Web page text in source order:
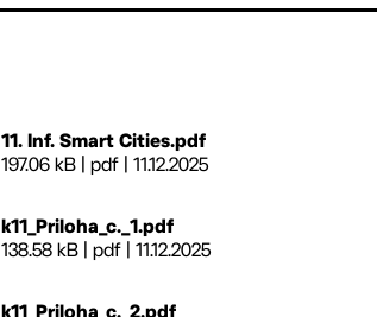
11. Inf. Smart Cities.pdf
197.06 kB | pdf | 11.12.2025
k11_Priloha_c._1.pdf
138.58 kB | pdf | 11.12.2025
k11_Priloha_c._2.pdf